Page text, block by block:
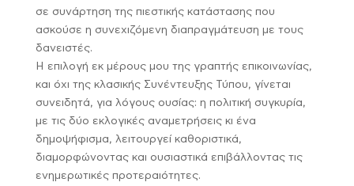
σε συνάρτηση της πιεστικής κατάστασης που
ασκούσε η συνεχιζόμενη διαπραγμάτευση με τους
δανειστές.
Η επιλογή εκ μέρους μου της γραπτής επικοινωνίας,
και όχι της κλασικής Συνέντευξης Τύπου, γίνεται
συνειδητά, για λόγους ουσίας: η πολιτική συγκυρία,
με τις δύο εκλογικές αναμετρήσεις κι ένα
δημοψήφισμα, λειτουργεί καθοριστικά,
διαμορφώνοντας και ουσιαστικά επιβάλλοντας τις
ενημερωτικές προτεραιότητες.